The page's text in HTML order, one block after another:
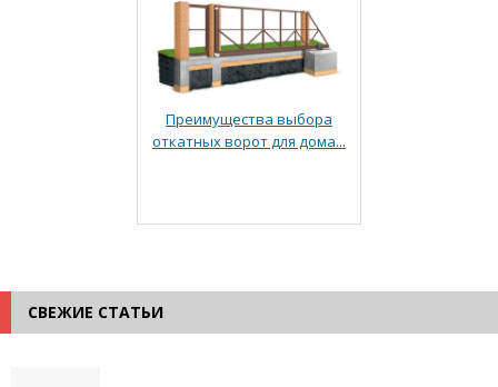
Преимущества выбора
откатных ворот для дома...
СВЕЖИЕ СТАТЬИ